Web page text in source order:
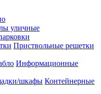
уличные
Приствольные решетки
Информационные
Контейнерные